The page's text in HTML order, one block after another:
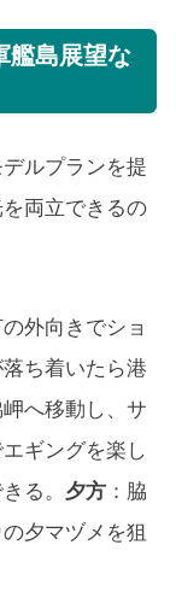
艦島展望な
ルプランを提
両立できるの
外向きでショ
ち着いたら港
岬へ移動し、サ
ギングを楽し
る。 夕方 ：脇
夕マヅメを狙